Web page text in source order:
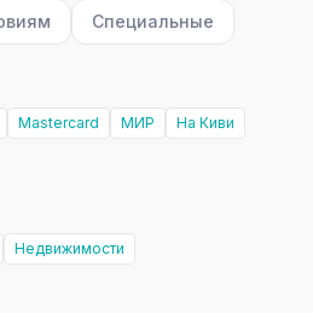
Специальные
Mastercard МИР
На Киви
Недвижимости